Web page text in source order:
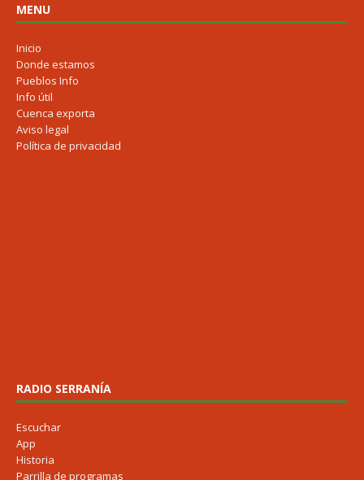
MENU
Inicio
Donde estamos
Pueblos Info
Info útil
Cuenca exporta
Aviso legal
Política de privacidad
RADIO SERRANÍA
Escuchar
App
Historia
Parrilla de programas